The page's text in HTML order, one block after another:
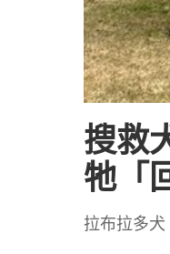
搜救
牠「
拉布拉多